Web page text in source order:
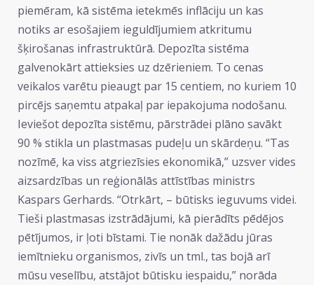
piemēram, kā sistēma ietekmēs inflāciju un kas
notiks ar esošajiem ieguldījumiem atkritumu
šķirošanas infrastruktūrā. Depozīta sistēma
galvenokārt attieksies uz dzērieniem. To cenas
veikalos varētu pieaugt par 15 centiem, no kuriem 10
pircējs saņemtu atpakaļ par iepakojuma nodošanu.
Ieviešot depozīta sistēmu, pārstrādei plāno savākt
90 % stikla un plastmasas pudeļu un skārdeņu. “Tas
nozīmē, ka viss atgriezīsies ekonomikā,” uzsver vides
aizsardzības un reģionālās attīstības ministrs
Kaspars Gerhards. “Otrkārt, – būtisks ieguvums videi.
Tieši plastmasas izstrādājumi, kā pierādīts pēdējos
pētījumos, ir ļoti bīstami. Tie nonāk dažādu jūras
iemītnieku organismos, zivīs un tml., tas bojā arī
mūsu veselību, atstājot būtisku iespaidu,” norāda